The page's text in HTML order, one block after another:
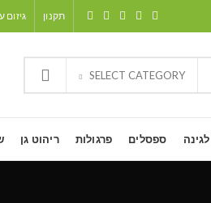
תקנון גיזום
SELECT CATEGORY
ספסלים פרגולות ריהוט גן